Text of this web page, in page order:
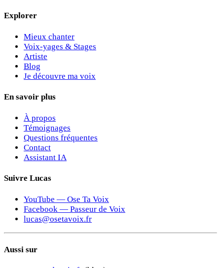
Explorer
Mieux chanter
Voix-yages & Stages
Artiste
Blog
Je découvre ma voix
En savoir plus
À propos
Témoignages
Questions fréquentes
Contact
Assistant IA
Suivre Lucas
YouTube — Ose Ta Voix
Facebook — Passeur de Voix
lucas@osetavoix.fr
Aussi sur